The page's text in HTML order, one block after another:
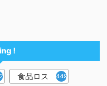
!
食品ロス 449